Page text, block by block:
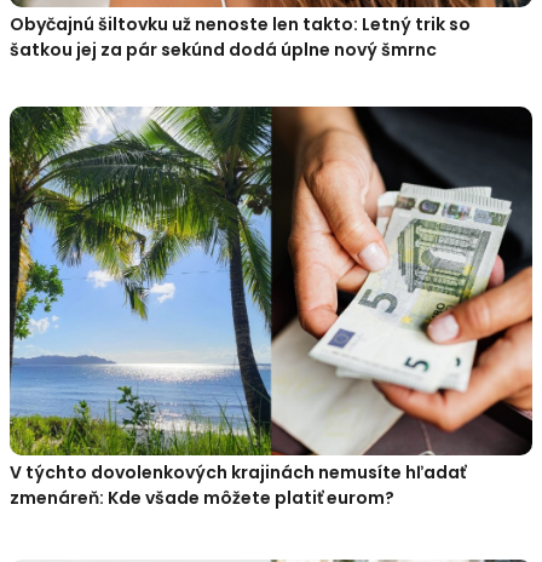
Obyčajnú šiltovku už nenoste len takto: Letný trik so
šatkou jej za pár sekúnd dodá úplne nový šmrnc
V týchto dovolenkových krajinách nemusíte hľadať
zmenáreň: Kde všade môžete platiť eurom?